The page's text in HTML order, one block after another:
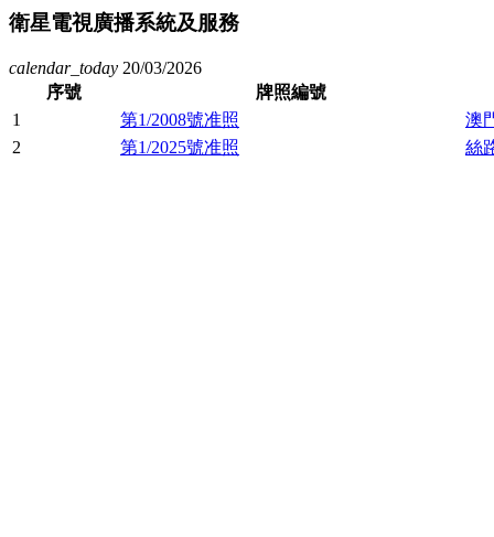
衛星電視廣播系統及服務
calendar_today 20/03/2026
序號
牌照編號
1
第1/2008號准照
澳
2
第1/2025號准照 絲